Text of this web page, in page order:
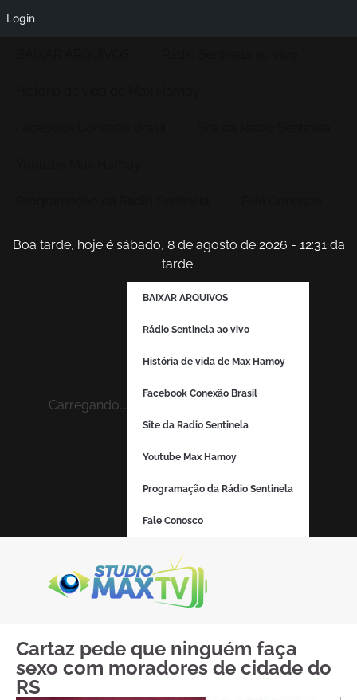
Boa tarde, hoje é sábado, 8 de agosto de 2026 - 12:31 da
tarde.
Carregando...
BAIXAR ARQUIVOS
Rádio Sentinela ao vivo
História de vida de Max Hamoy
Facebook Conexão Brasil
Site da Radio Sentinela
Youtube Max Hamoy
Programação da Rádio Sentinela
Fale Conosco
Cartaz pede que ninguém faça
sexo com moradores de cidade do
RS
Login